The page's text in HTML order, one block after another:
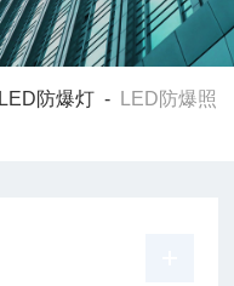
LED防爆灯 -
LED防爆照